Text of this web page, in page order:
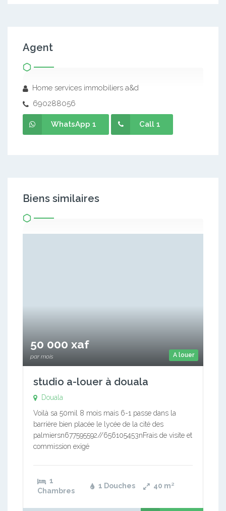
Agent
Home services immobiliers a&d
690288056
WhatsApp 1 Call 1
Biens similaires
A louer
50 000 xaf
par mois
studio a-louer à douala
Douala
Voilà sa 50mil 8 mois mais 6-1 passe dans la
barrière bien placée le lycée de la cité des
palmiersn677595592//656105453nFrais de visite et
commission exigé
1
Chambres
1 Douches 40 m²